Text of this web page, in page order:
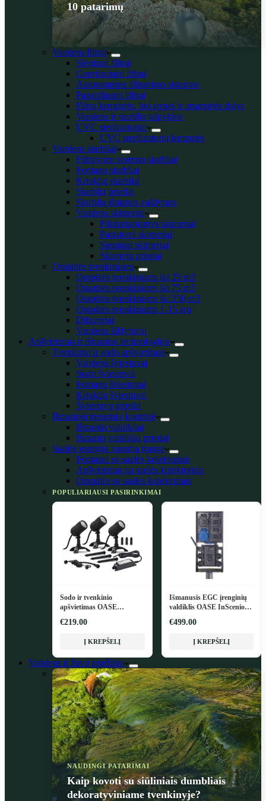
10 patarimų
Vandens filtrai
Slėginiai filtrai
Gravitaciniai filtrai
Autonominės filtravimo sistemos
Panardinami filtrai
Filtrų kempinės, bio terpės ir atsarginės dalys
Vandens ir siurblio talpyklos
UVC sterilizatoriai
UVC sterilizatorių lemputės
Vandens siurbliai
Filtravimo sistemų siurbliai
Fontanų siurbliai
Krioklių siurbliai
Siurblių priedai
Siurblių išmanus valdymas
Vandens skimeriai
Plūduriuojantys skimeriai
Pastatomi skimeriai
Sieniniai skimeriai
Skimerių priedai
Orapūtės tvenkiniams
Orapūtės tvenkiniams iki 25 m3
Orapūtės tvenkiniams iki 75 m3
Orapūtės tvenkiniams iki 250 m3
Orapūtės tvenkiniams 1-15 arų
Difuzoriai
Vandens šildytuvai
Apšvietimas ir išmanios technologijos
Tvenkinio ir sodo apšvietimas
Vandens šviestuvai
Sodo šviestuvai
Fontanų šviestuvai
Krioklių šviestuvai
Šviestuvų priedai
Išmanioji įrenginių kontrolė
Išmanūs valdikliai
Išmanių valdiklių priedai
Saulės energija varoma įranga
Fontanai su saulės kolektoriais
Apšvietimas su saulės kolektoriais
Orapūtės su saulės kolektoriais
POPULIARIAUSI PASIRINKIMAI
Sodo ir tvenkinio
apšvietimas OASE
€219.00
Į KREPŠELĮ
Išmanusis EGC įrenginių
valdiklis OASE InScenio
€499.00
Į KREPŠELĮ
Vandens ir žuvų priežiūra
NAUDINGI PATARIMAI
Kaip kovoti su siūliniais dumbliais
dekoratyviniame tvenkinyje?